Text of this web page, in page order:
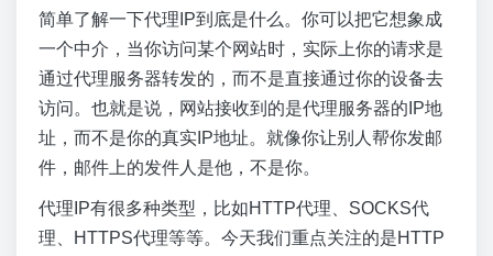
简单了解一下代理IP到底是什么。你可以把它想象成
一个中介，当你访问某个网站时，实际上你的请求是
通过代理服务器转发的，而不是直接通过你的设备去
访问。也就是说，网站接收到的是代理服务器的IP地
址，而不是你的真实IP地址。就像你让别人帮你发邮
件，邮件上的发件人是他，不是你。
代理IP有很多种类型，比如HTTP代理、SOCKS代
理、HTTPS代理等等。今天我们重点关注的是HTTP